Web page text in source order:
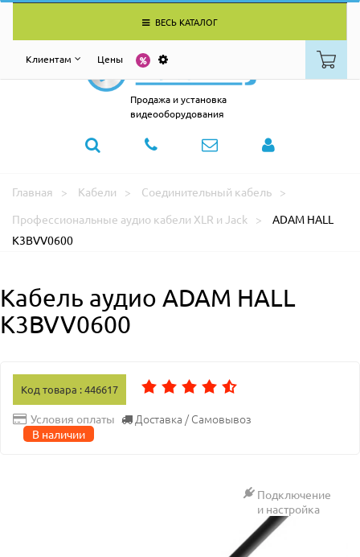
ВЕСЬ КАТАЛОГ
Клиентам Цены
Продажа и установка
видеооборудования
Главная Кабели
Соединительный кабель
Профессиональные аудио кабели XLR и Jack
ADAM HALL
K3BVV0600
Кабель аудио ADAM HALL
K3BVV0600
Код товара : 446617
Условия оплаты Доставка / Самовывоз
В наличии
Подключение
и настройка